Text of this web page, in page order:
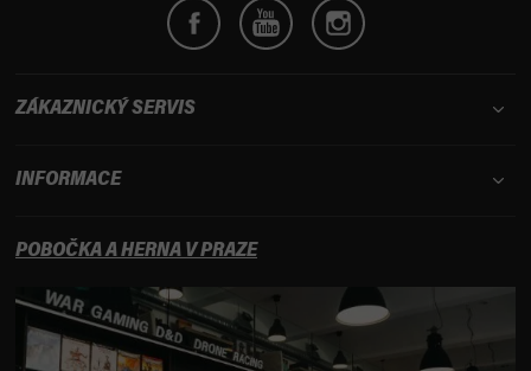
ZÁKAZNICKÝ SERVIS
INFORMACE
POBOČKA A HERNA V PRAZE